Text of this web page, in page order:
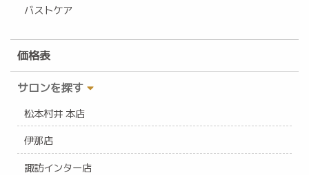
バストケア
価格表
サロンを探す
松本村井 本店
伊那店
諏訪インター店